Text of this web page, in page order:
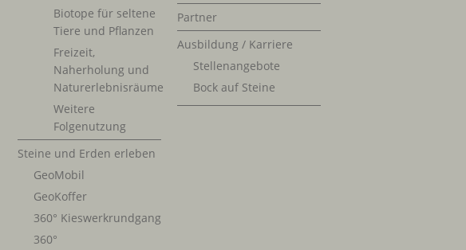
Biotope für seltene
Tiere und Pflanzen
Freizeit,
Naherholung und
Naturerlebnisräume
Weitere
Folgenutzung
Steine und Erden erleben
GeoMobil
GeoKoffer
360° Kieswerkrundgang
360°
Partner
Ausbildung / Karriere
Stellenangebote
Bock auf Steine